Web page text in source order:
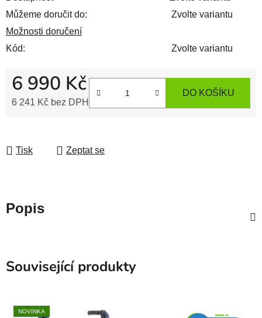
Můžeme doručit do:
Zvolte variantu
Možnosti doručení
Kód:
Zvolte variantu
6 990 Kč
6 241 Kč bez DPH
DO KOŠÍKU
Tisk Zeptat se
Popis
Související produkty
NOVINKA